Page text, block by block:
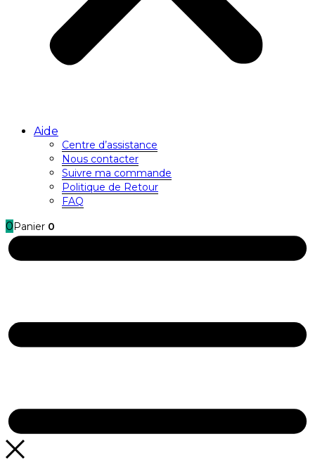
Aide
Centre d’assistance
Nous contacter
Suivre ma commande
Politique de Retour
FAQ
0 Panier 0